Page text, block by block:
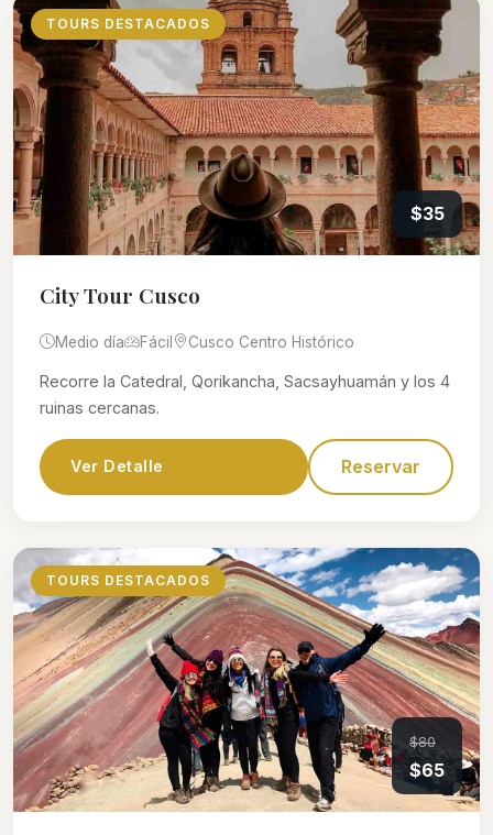
TOURS DESTACADOS
$35
City Tour Cusco
Medio día Fácil Cusco Centro Histórico
Recorre la Catedral, Qorikancha, Sacsayhuamán y los 4
ruinas cercanas.
Ver Detalle Reservar
TOURS DESTACADOS
$80
$65